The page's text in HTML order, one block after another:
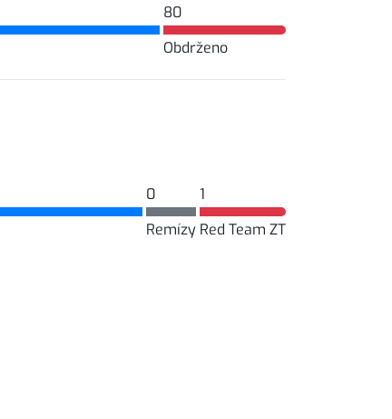
80
Obdrženo
0
Remízy
1
Red Team ZT